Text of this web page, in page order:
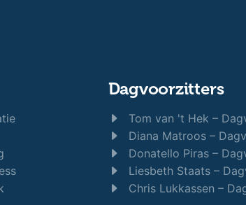
Dagvoorzitters
Tom van 't Hek –
Diana Matroos –
Donatello Piras –
Liesbeth Staats –
Chris Lukkassen –